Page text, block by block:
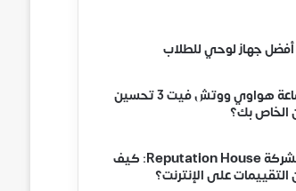
أفضل جهاز لوحي للطلاب
هل يمكن لساعة هواوي ووتش فيت 3 تحسين
الخاص بك؟
إدارة سمعة الشركة Reputation House: كيف
على الإنترنت؟